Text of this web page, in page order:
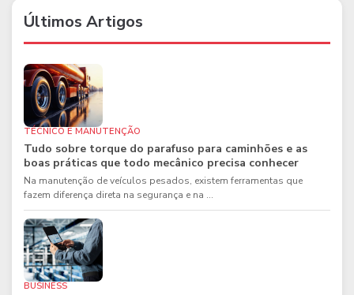
Últimos Artigos
TÉCNICO E MANUTENÇÃO
Tudo sobre torque do parafuso para caminhões e as
boas práticas que todo mecânico precisa conhecer
Na manutenção de veículos pesados, existem ferramentas que
fazem diferença direta na segurança e na ...
BUSINESS